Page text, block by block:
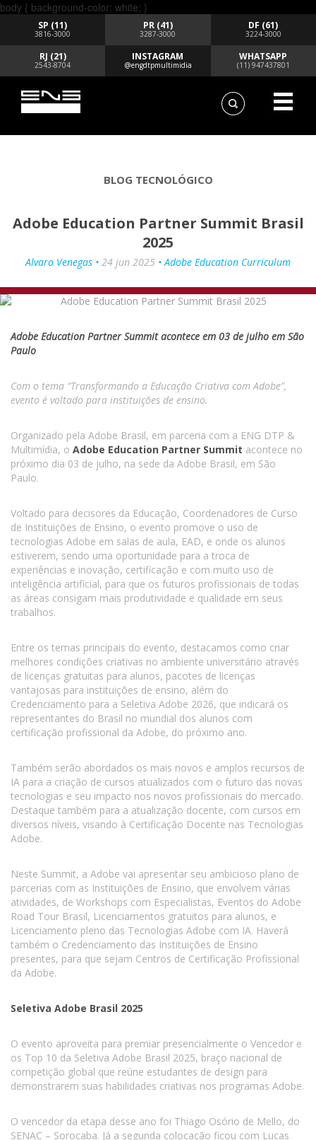
body { background-color: white; }
SP (11)
3816-3000
PR (41)
3287-3000
DF (61)
3224-3000
RJ (21)
2543-8704
INSTAGRAM
@engdtpmultimidia
WHATSAPP
(11) 947437801
BLOG TECNOLÓGICO
Adobe Education Partner Summit Brasil
2025
Alvaro Venegas • 24 jun 2025 • Adobe Education Curriculum
Adobe Education Partner Summit acontece em 03 de julho em São
Paulo
Com o tema “Transformando a Educação Criativa com Adobe”,
evento é voltado para instituições de ensino.
Organizado pela Adobe Brasil, em parceria com a ENG DTP &
Multimídia, o Adobe Education Partner Summit acontece no
próximo dia 03 de julho, na sede da Adobe Brasil, em São
Paulo.
Voltado para decisores da Educação, Coordenadores de Curso
de Instituições de Ensino, o evento promove o uso de
tecnologias Adobe em salas de aula, EAD, e onde os alunos
estiverem, sendo uma oportunidade para a troca de
experiências e inovação, certificação e com muito uso de
inteligência artificial, para que os futuros profissionais de todas
as áreas consigam mais produtividade e qualidade em seus
trabalhos.
Entre os temas principais do evento, destacamos como criar
melhores condições criativas no ambiente universitário através
de licenças gratuitas para alunos, pacotes de licenças
vantajosas para instituições de ensino, além do
Credenciamento para a Seletiva Adobe 2026, que indicará os
representantes do Brasil no mundial dos alunos com
certificação profissional da Adobe, do próximo ano.
Também serão abordados os mais novos e amplos recursos de
IA para a criação de cursos atualizados com o futuro das novas
tecnologias e seu impacto nos novos profissionais do mercado.
Destaque também para a atualização docente, com cursos em
diversos níveis, visando à Certificação Docente nas Tecnologias
Adobe.
Neste Summit, a Adobe vai apresentar seu ambicioso plano de
parcerias com as Instituições de Ensino, que envolvem várias
atividades, de Workshops com Especialistas, Eventos do Adobe
Road Tour Brasil, Licenciamentos gratuitos para alunos, e
Licenciamento pleno das Tecnologias Adobe com IA. Haverá
também o Credenciamento das Instituições de Ensino
presentes, para que sejam Centros de Certificação Profissional
da Adobe.
Seletiva Adobe Brasil 2025
O evento aproveita para premiar presencialmente o Vencedor e
os Top 10 da Seletiva Adobe Brasil 2025, braço nacional de
competição global que reúne estudantes de design para
demonstrarem suas habilidades criativas nos programas Adobe.
O vencedor da etapa desse ano foi Thiago Osório de Mello, do
SENAC – Sorocaba. Já a segunda colocação ficou com Lucas